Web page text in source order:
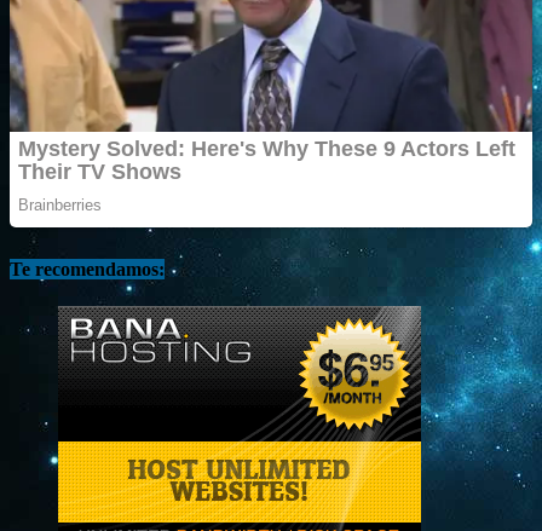
Te recomendamos: